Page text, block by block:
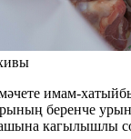
имам-
беренче
кагылышлы